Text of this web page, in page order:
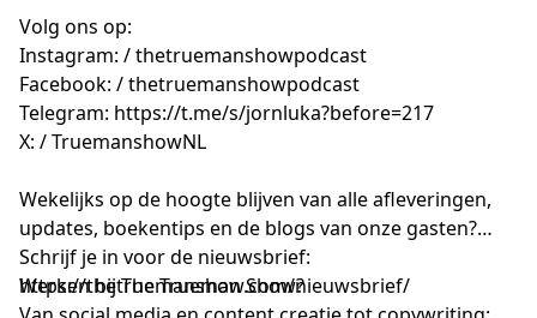
Volg ons op:
Instagram: / thetruemanshowpodcast
Facebook: / thetruemanshowpodcast
Telegram: https://t.me/s/jornluka?before=217
X: / TruemanshowNL
Wekelijks op de hoogte blijven van alle afleveringen,
updates, boekentips en de blogs van onze gasten?
Schrijf je in voor de nieuwsbrief:
https://thetruemanshow.com/nieuwsbrief/
Werken bij The Trueman Show?